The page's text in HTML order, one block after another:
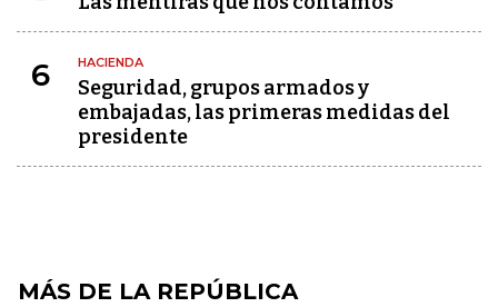
6 HACIENDA
Seguridad, grupos armados y
embajadas, las primeras medidas del
presidente
MÁS DE LA REPÚBLICA